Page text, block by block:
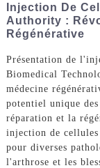
Injection De
Authority :
Régénérative
Présentation de
Biomedical
médecine
potentiel unique
réparation et la
injection de cellules
pour diverses
l'arthrose et les